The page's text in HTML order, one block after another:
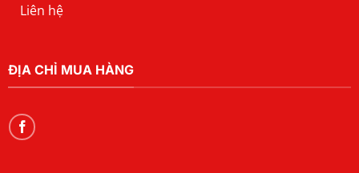
Liên hệ
ĐỊA CHỈ MUA HÀNG